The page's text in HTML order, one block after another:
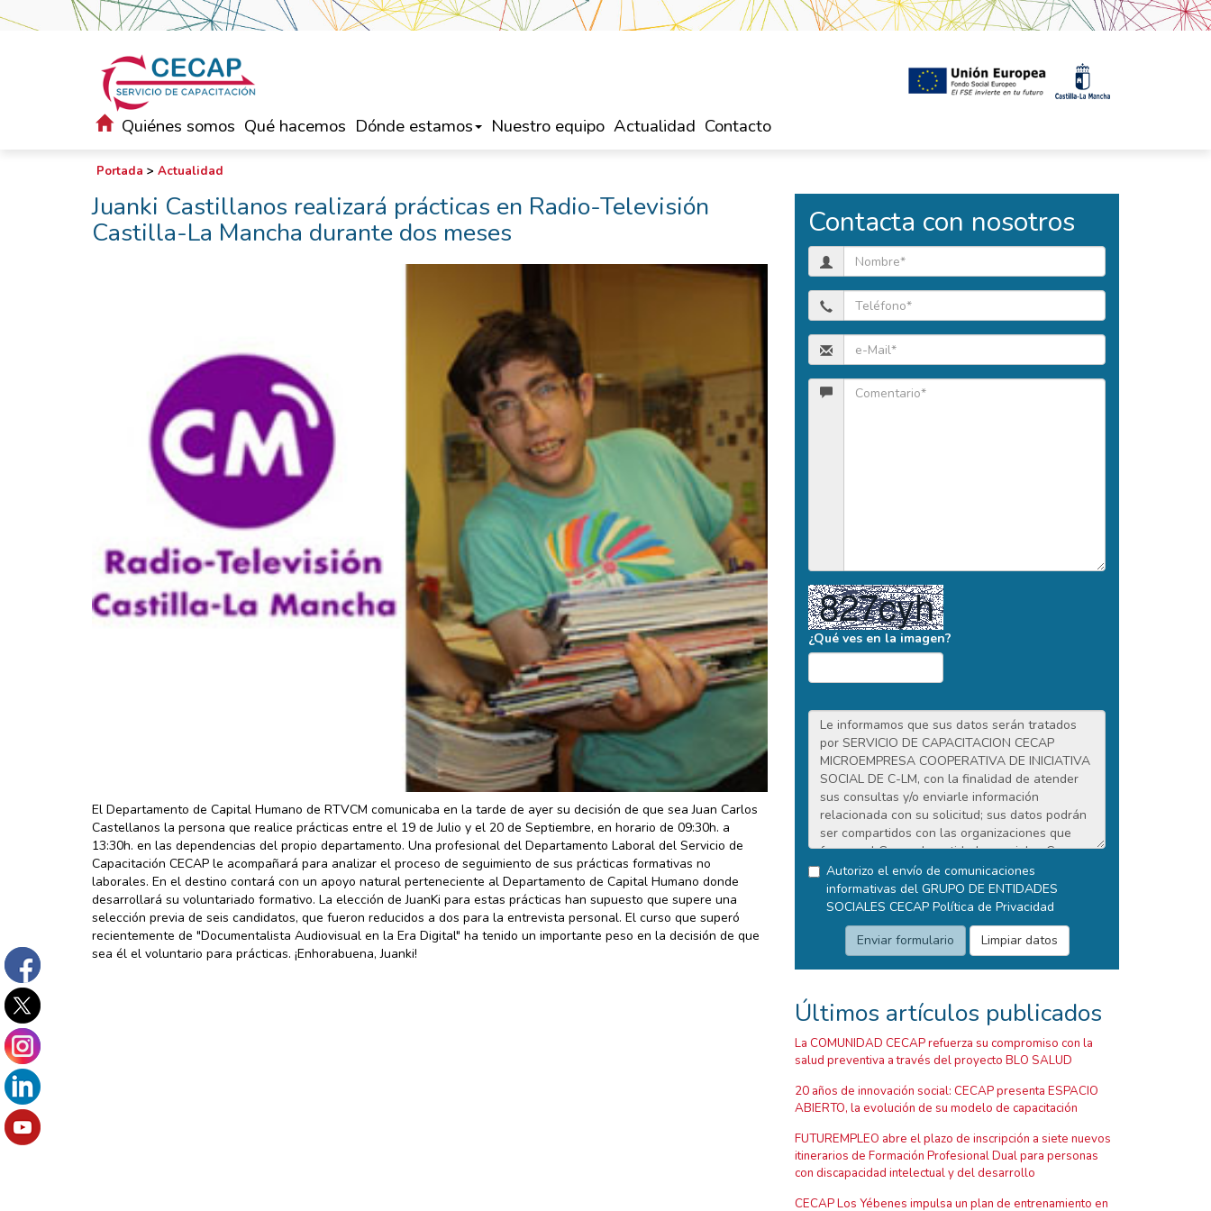
Quiénes somos Qué hacemos Dónde estamos Nuestro equipo Actualidad Contacto
Portada > Actualidad
Juanki Castillanos realizará prácticas en Radio-Televisión
Castilla-La Mancha durante dos meses
El Departamento de Capital Humano de RTVCM comunicaba en la tarde de ayer su decisión de que sea Juan Carlos
Castellanos la persona que realice prácticas entre el 19 de Julio y el 20 de Septiembre, en horario de 09:30h. a
13:30h. en las dependencias del propio departamento. Una profesional del Departamento Laboral del Servicio de
Capacitación CECAP le acompañará para analizar el proceso de seguimiento de sus prácticas formativas no
laborales. En el destino contará con un apoyo natural perteneciente al Departamento de Capital Humano donde
desarrollará su voluntariado formativo. La elección de JuanKi para estas prácticas han supuesto que supere una
selección previa de seis candidatos, que fueron reducidos a dos para la entrevista personal. El curso que superó
recientemente de "Documentalista Audiovisual en la Era Digital" ha tenido un importante peso en la decisión de que
sea él el voluntario para prácticas. ¡Enhorabuena, Juanki!
Contacta con nosotros
¿Qué ves en la imagen?
Autorizo el envío de comunicaciones
informativas del GRUPO DE ENTIDADES
SOCIALES CECAP Política de Privacidad
Últimos artículos publicados
La COMUNIDAD CECAP refuerza su compromiso con la
salud preventiva a través del proyecto BLO SALUD
20 años de innovación social: CECAP presenta ESPACIO
ABIERTO, la evolución de su modelo de capacitación
FUTUREMPLEO abre el plazo de inscripción a siete nuevos
itinerarios de Formación Profesional Dual para personas
con discapacidad intelectual y del desarrollo
CECAP Los Yébenes impulsa un plan de entrenamiento en